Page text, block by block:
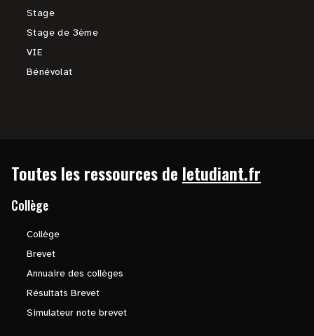
Stage
Stage de 3ème
VIE
Bénévolat
Toutes les ressources de letudiant.fr
Collège
Collège
Brevet
Annuaire des collèges
Résultats Brevet
Simulateur note brevet